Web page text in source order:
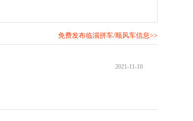
免费发布临淄拼车/顺风车信息>>
2021-11-10